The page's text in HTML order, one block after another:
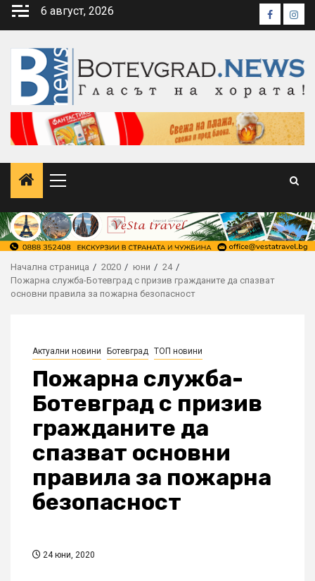
Skip
6 август, 2026 Facebook
Primary
Начална страница 2020 юни
24
Пожарна служба-Ботевград с призив гражданите да спазват
основни правила за пожарна безопасност
Актуални новини Ботевград ТОП новини
Пожарна служба-
Ботевград с призив
гражданите да
спазват основни
правила за пожарна
безопасност
24 юни, 2020